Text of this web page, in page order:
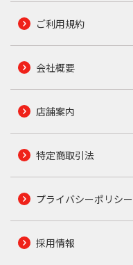
ご利用規約
会社概要
店舗案内
特定商取引法
プライバシーポリシー
採用情報